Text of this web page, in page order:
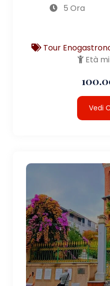
5 Ora
Tour
Età
Vedi